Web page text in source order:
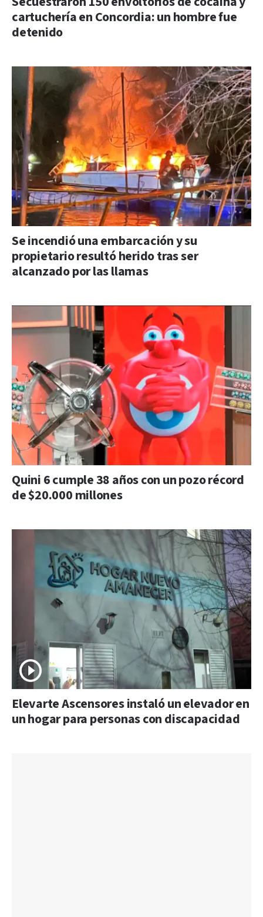
cartuchería en Concordia: un hombre fue
detenido
Se incendió una embarcación y su
propietario resultó herido tras ser
alcanzado por las llamas
Quini 6 cumple 38 años con un pozo récord
de $20.000 millones
Elevarte Ascensores instaló un elevador en
un hogar para personas con discapacidad